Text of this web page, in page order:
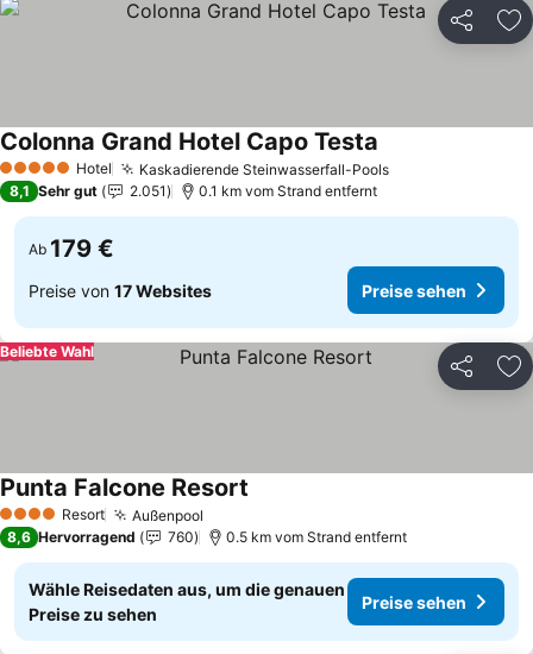
Teilen
5 Sterne Hotel Kaskadierende Steinwasserfall-Pools
Colonna Grand Hotel Capo Testa
8,1 Sehr gut 2.051 0.1 km vom Strand entfernt
Ab 179 €
Preise von 17 Websites Preise sehen
Teilen
Beliebte Wahl
4 Sterne Resort Außenpool
Punta Falcone Resort
8,6 Hervorragend 760 0.5 km vom Strand entfernt
Wähle Reisedaten aus, um die genauen
Preise zu sehen
Preise sehen